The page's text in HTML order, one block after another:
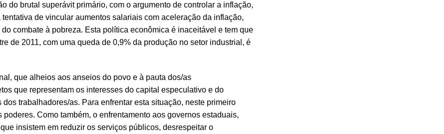
do brutal superávit primário, com o argumento de controlar a inflação,
de vincular aumentos salariais com aceleração da inflação,
combate à pobreza. Esta política econômica é inaceitável e tem que
de 2011, com uma queda de 0,9% da produção no setor industrial, é
que alheios aos anseios do povo e à pauta dos/as
que representam os interesses do capital especulativo e do
trabalhadores/as. Para enfrentar esta situação, neste primeiro
Como também, o enfrentamento aos governos estaduais,
insistem em reduzir os serviços públicos, desrespeitar o